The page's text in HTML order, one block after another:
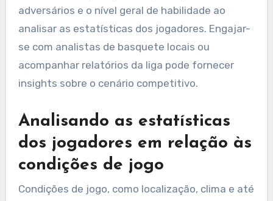
adversários e o nível geral de habilidade ao
analisar as estatísticas dos jogadores. Engajar-
se com analistas de basquete locais ou
acompanhar relatórios da liga pode fornecer
insights sobre o cenário competitivo.
Analisando as estatísticas
dos jogadores em relação às
condições de jogo
Condições de jogo, como localização, clima e até